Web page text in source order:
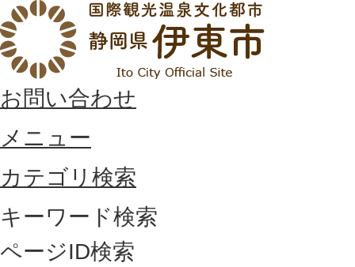
お問い合わせ
メニュー
カテゴリ検索
キーワード検索
ページID検索